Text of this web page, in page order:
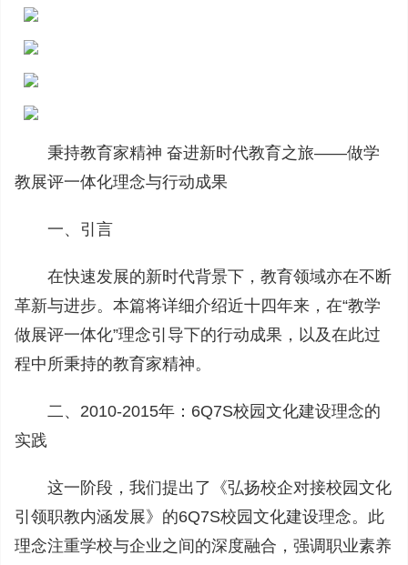
秉持教育家精神 奋进新时代教育之旅——做学
教展评一体化理念与行动成果
一、引言
在快速发展的新时代背景下，教育领域亦在不断
革新与进步。本篇将详细介绍近十四年来，在“教学
做展评一体化”理念引导下的行动成果，以及在此过
程中所秉持的教育家精神。
二、2010-2015年：6Q7S校园文化建设理念的
实践
这一阶段，我们提出了《弘扬校企对接校园文化
引领职教内涵发展》的6Q7S校园文化建设理念。此
理念注重学校与企业之间的深度融合，强调职业素养